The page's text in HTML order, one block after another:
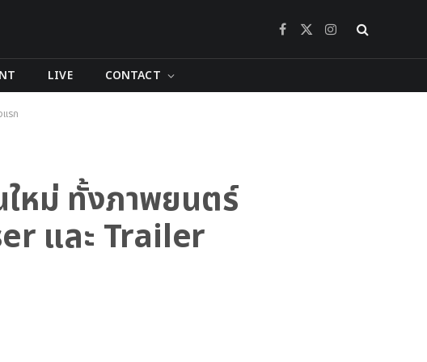
Facebook
X
Instagram
LIVE CONTACT
รก
หม่ ทั้งภาพยนตร์
และ Trailer